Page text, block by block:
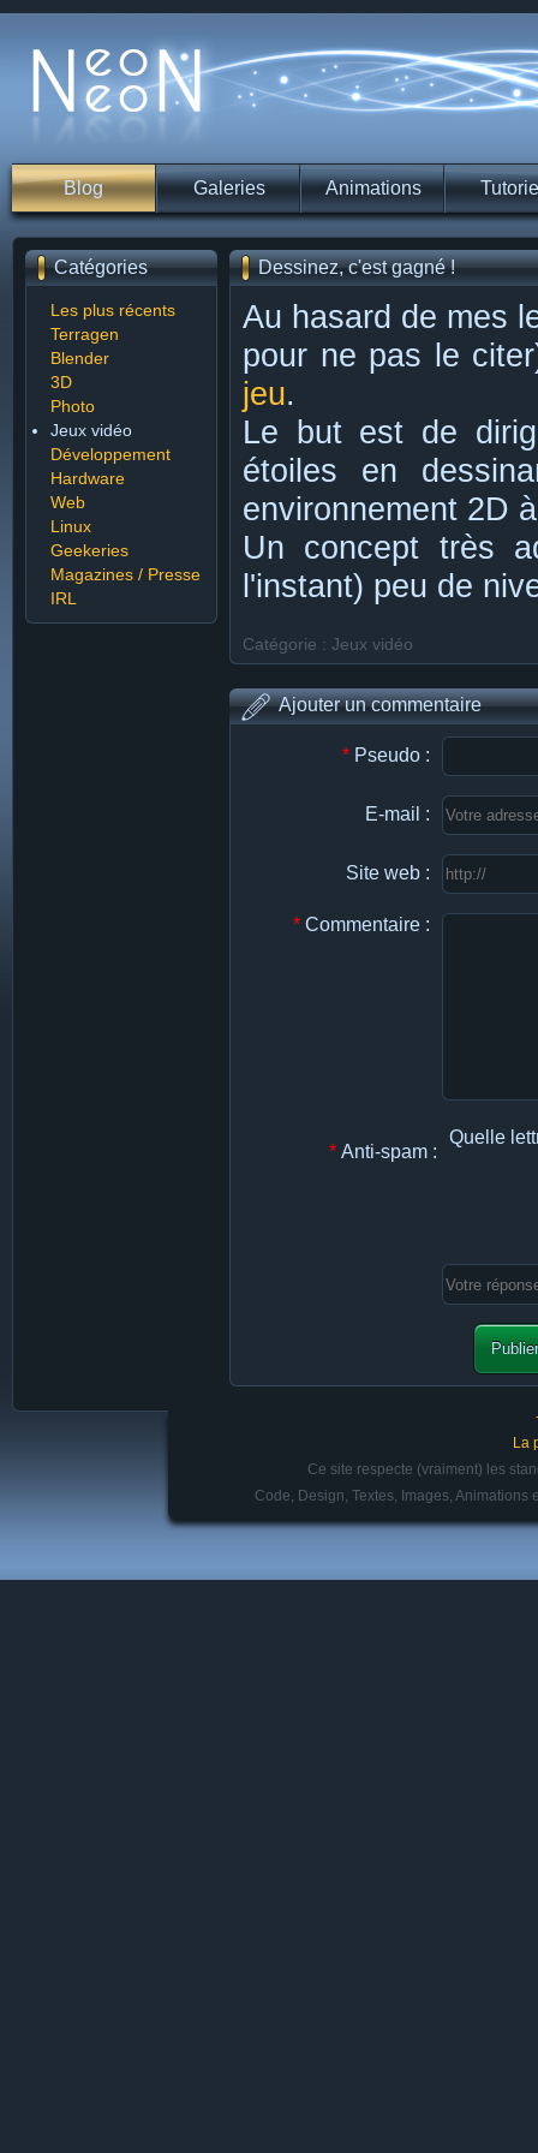
Blog Galeries Animations
Catégories
Les plus récents
Terragen
Blender
3D
Photo
Jeux vidéo
Développement
Hardware
Web
Linux
Geekeries
Magazines / Presse
IRL
Dessinez, c'est gagné !
Au hasard de mes
pour ne pas le
jeu.
Le but est de
étoiles en
environnement 2D
Un concept très
l'instant) peu de
Catégorie : Jeux vidéo
Ajouter un commentaire
* Pseudo :
E-mail :
Site web :
* Commentaire :
* Anti-spam :
Quelle
La
Ce site respecte (vraiment) les
Code, Design, Textes, Images,